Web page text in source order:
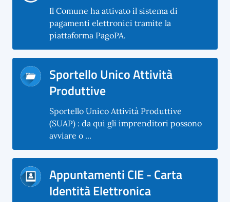
Il Comune ha attivato il sistema di
pagamenti elettronici tramite la
piattaforma PagoPA.
Sportello Unico Attività
Produttive
Sportello Unico Attività Produttive
(SUAP) : da qui gli imprenditori possono
avviare o ...
Appuntamenti CIE - Carta
Identità Elettronica